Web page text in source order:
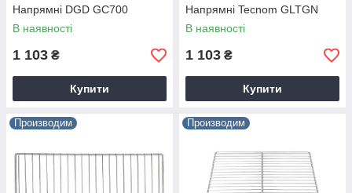
Напрямні DGD GC700
В наявності
1 103 ₴
Купити
Напрямні Tecnom GLTGN
В наявності
1 103 ₴
Купити
Производим Производим